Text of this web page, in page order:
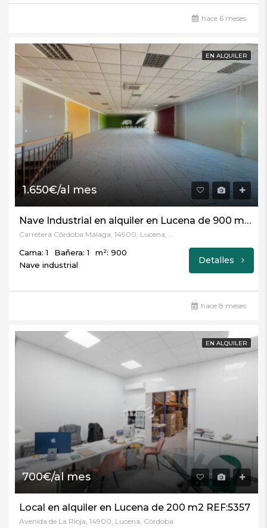
hace 6 meses
EN ALQUILER
1.650€/al mes
Nave Industrial en alquiler en Lucena de 900 m2 REF:5356
Cama: 1 Bañera: 1
m²: 900
Nave industrial
Detalles
hace 8 meses
EN ALQUILER
700€/al mes
Local en alquiler en Lucena de 200 m2 REF:5357
Avenida de La Rioja, 14900, Lucena, Córdoba